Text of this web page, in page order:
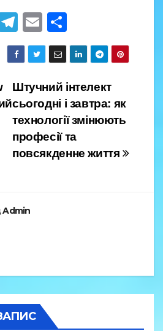
Vi
er
T
el
e
gr
a
m
E
m
ail
h
ar
e
Штучний інтелект
сьогодні і завтра: як
технології змінюють
професії та
повсякденне життя
Admin